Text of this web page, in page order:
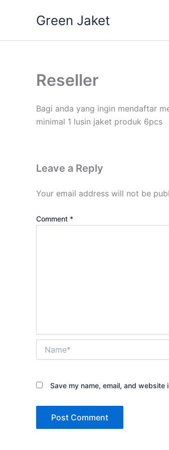
Green Jaket
Reseller
Bagi anda yang ingin mendaftar
minimal 1 lusin jaket produk 6pcs
Leave a Reply
Your email address will not be
Comment *
Save my name, email, and